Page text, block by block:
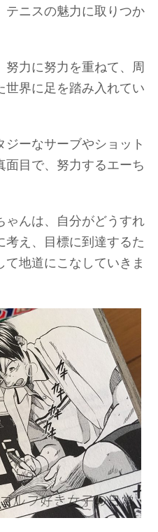
テニスの魅力に取りつか
努力に努力を重ねて、周
世界に足を踏み入れてい
ーなサーブやショット
面目で、努力するエーち
ゃんは、自分がどうすれ
考え、目標に到達するた
地道にこなしていきま